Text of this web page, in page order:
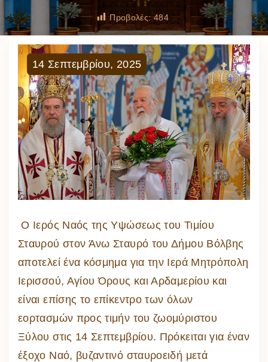
Προβολές: 484
14 Σεπτεμβρίου, 2025
Ο Ιερός Ναός της Υψώσεως του Τιμίου
Σταυρού στον Άνω Σταυρό του Δήμου Βόλβης
αποτελεί ένα κόσμημα για την Ιερά Μητρόπολη
Ιερισσού, Αγίου Όρους και Αρδαμερίου και
είναι επίσης το επίκεντρο των όλων
εορτασμών προς τιμήν του ζωομύριστου
Ξύλου στις 14 Σεπτεμβρίου. Πρόκειται για έναν
έξοχο Ναό, βυζαντινό σταυροειδή μετά